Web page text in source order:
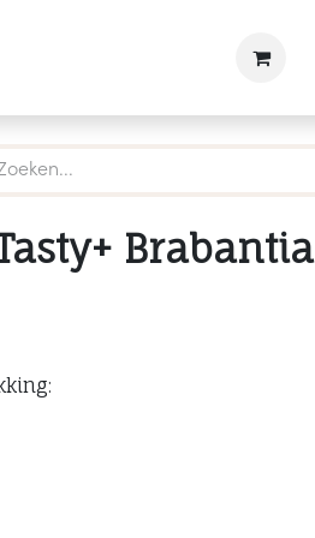
Brabantia